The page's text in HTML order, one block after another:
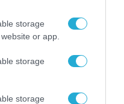
storage
or app.
storage
storage